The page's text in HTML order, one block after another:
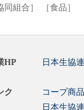
同組合］ ［食品］
HP 日本生協
ク コープ商
日本生協